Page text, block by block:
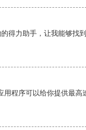
得力助手，让我能够找
用程序可以给你提供最高